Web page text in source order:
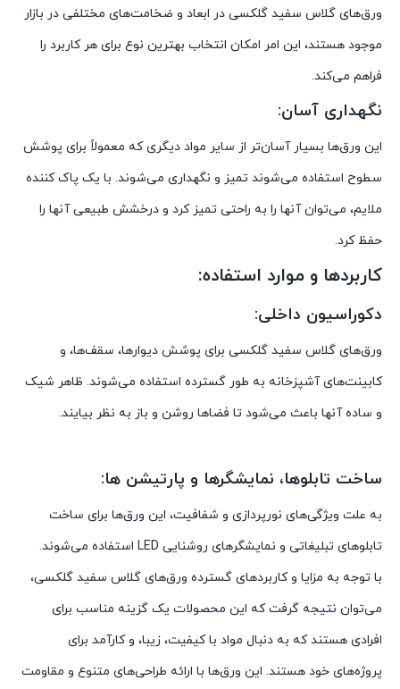
ورق‌های گلاس سفید گلکسی در ابعاد و ضخامت‌های مختلفی در بازار
موجود هستند، این امر امکان انتخاب بهترین نوع برای هر کاربرد را
فراهم می‌کند.
نگهداری آسان:
این ورق‌ها بسیار آسان‌تر از سایر مواد دیگری که معمولاً برای پوشش
سطوح استفاده می‌شوند تمیز و نگهداری می‌شوند. با یک پاک کننده
ملایم، می‌توان آنها را به راحتی تمیز کرد و درخشش طبیعی آنها را
حفظ کرد.
کاربردها و موارد استفاده:
دکوراسیون داخلی:
ورق‌های گلاس سفید گلکسی برای پوشش دیوارها، سقف‌ها، و
کابینت‌های آشپزخانه به طور گسترده استفاده می‌شوند. ظاهر شیک
و ساده آنها باعث می‌شود تا فضاها روشن و باز به نظر بیایند.
ساخت تابلوها، نمایشگرها و پارتیشن ها:
به علت ویژگی‌های نورپردازی و شفافیت، این ورق‌ها برای ساخت
تابلوهای تبلیغاتی و نمایشگرهای روشنایی LED استفاده می‌شوند.
با توجه به مزایا و کاربردهای گسترده ورق‌های گلاس سفید گلکسی،
می‌توان نتیجه گرفت که این محصولات یک گزینه مناسب برای
افرادی هستند که به دنبال مواد با کیفیت، زیبا، و کارآمد برای
پروژه‌های خود هستند. این ورق‌ها با ارائه طراحی‌های متنوع و مقاومت